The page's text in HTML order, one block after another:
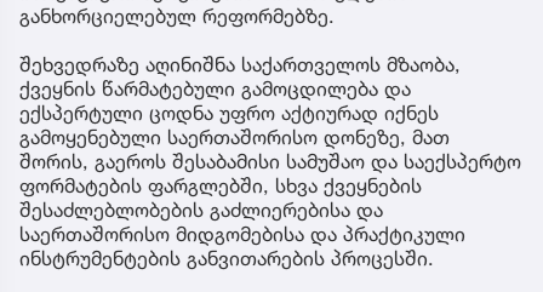
განხორციელებულ რეფორმებზე.
შეხვედრაზე აღინიშნა საქართველოს მზაობა,
ქვეყნის წარმატებული გამოცდილება და
ექსპერტული ცოდნა უფრო აქტიურად იქნეს
გამოყენებული საერთაშორისო დონეზე, მათ
შორის, გაეროს შესაბამისი სამუშაო და საექსპერტო
ფორმატების ფარგლებში, სხვა ქვეყნების
შესაძლებლობების გაძლიერებისა და
საერთაშორისო მიდგომებისა და პრაქტიკული
ინსტრუმენტების განვითარების პროცესში.